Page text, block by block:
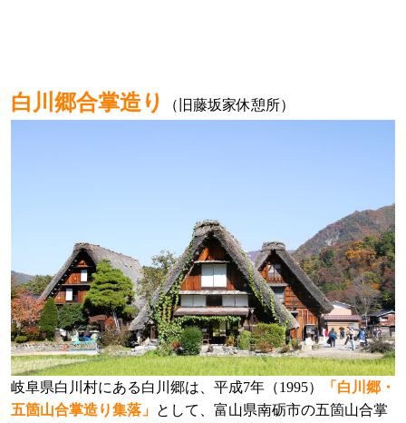
白川郷合掌造り （旧藤坂家休憩所）
岐阜県白川村にある白川郷は、平成7年（1995）
「白川郷・
五箇山合掌造り集落」 として、富山県南砺市の五箇山合掌